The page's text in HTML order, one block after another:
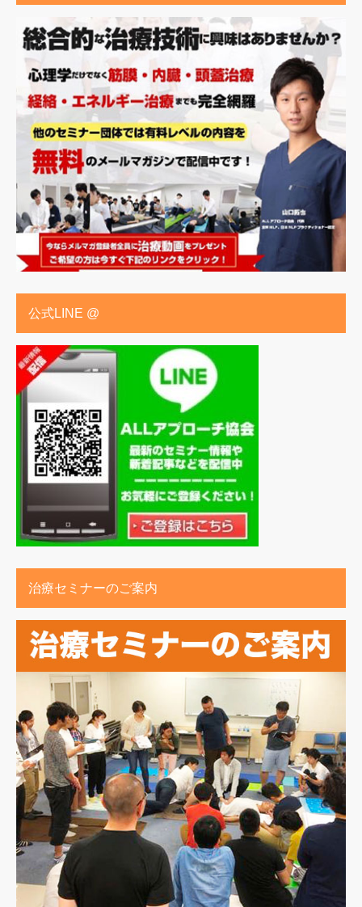
公式LINE @
治療セミナーのご案内